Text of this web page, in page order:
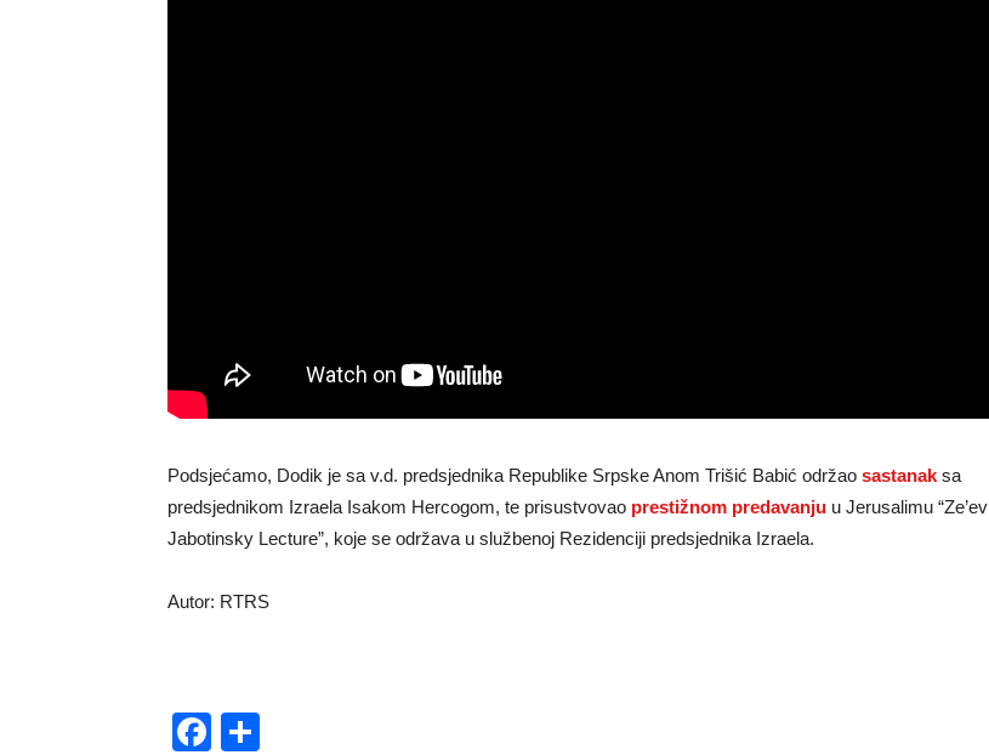
Podsjećamo, Dodik je sa v.d. predsjednika Republike Srpske Anom Trišić Babić održao sastanak sa
predsjednikom Izraela Isakom Hercogom, te prisustvovao prestižnom predavanju u Јerusalimu “Ze’ev
Jabotinsky Lecture”, koje se održava u službenoj Rezidenciji predsjednika Izraela.
Autor: RTRS
Facebook